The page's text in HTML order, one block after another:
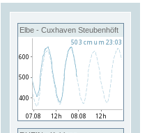
Elbe - Cuxhaven Steubenhöft